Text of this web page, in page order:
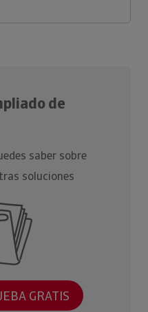
de
saber sobre
soluciones
GRATIS